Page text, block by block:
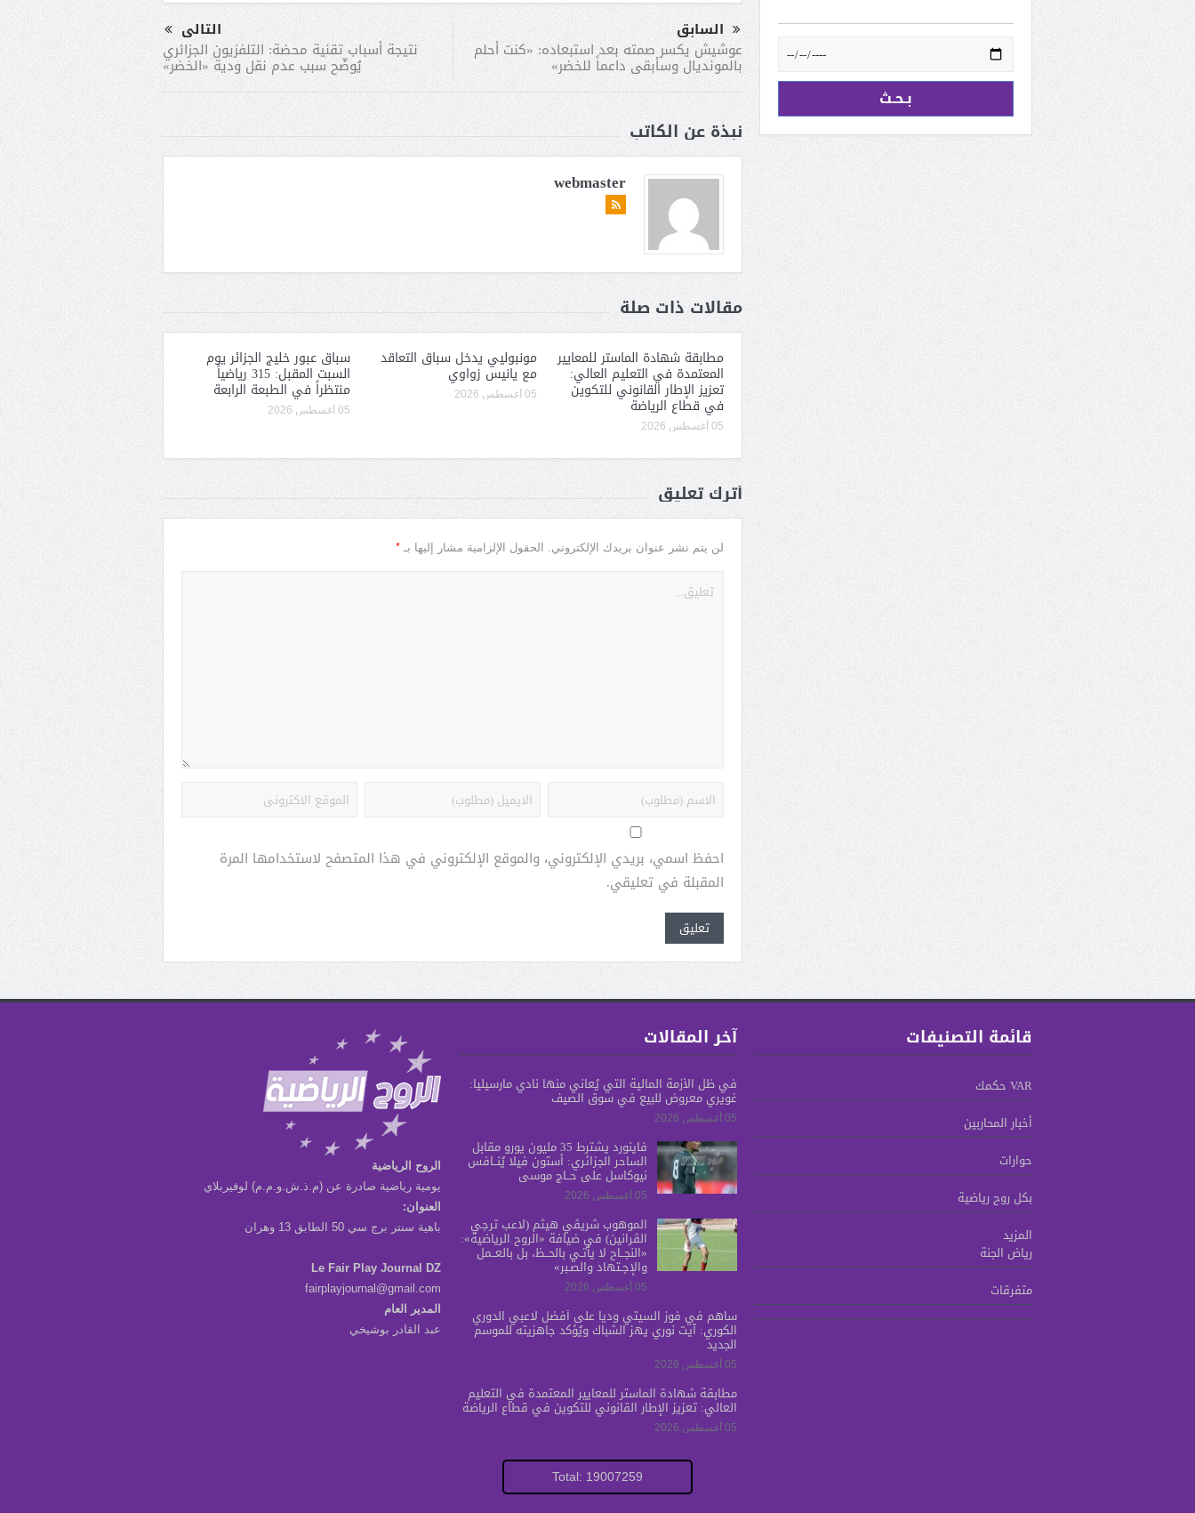
السابق
عوشيش يكسر صمته بعد استبعاده: «كنت أحلم
بالمونديال وسأبقى داعماً للخضر»
التالى
نتيجة أسباب تقنية محضة: التلفزيون الجزائري
يُوضّح سبب عدم نقل ودية «الخضر»
نبذة عن الكاتب
webmaster
مقالات ذات صلة
مطابقة شهادة الماستر للمعايير
المعتمدة في التعليم العالي:
تعزيز الإطار القانوني للتكوين
في قطاع الرياضة
05 أغسطس 2026
مونبوليي يدخل سباق التعاقد
مع يانيس زواوي
05 أغسطس 2026
سباق عبور خليج الجزائر يوم
السبت المقبل: 315 رياضياً
منتظراً في الطبعة الرابعة
05 أغسطس 2026
أترك تعليق
لن يتم نشر عنوان بريدك الإلكتروني. الحقول الإلزامية مشار إليها بـ *
احفظ اسمي، بريدي الإلكتروني، والموقع الإلكتروني في هذا المتصفح لاستخدامها المرة
المقبلة في تعليقي.
قائمة التصنيفات
VAR حكمك
أخبار المحاربين
حوارات
بكل روح رياضية
المزيد
رياض الجنة
متفرقات
آخر المقالات
في ظل الأزمة المالية التي يُعاني منها نادي مارسيليا:
غويري معروض للبيع في سوق الصيف
05 أغسطس 2026
فاينورد يشترط 35 مليون يورو مقابل
الساحر الجزائري: أستون فيلا يُنــافس
نيوكاسل على حــاج موسى
05 أغسطس 2026
الموهوب شريڤي هيثم (لاعب ترجي
الڤرانين) في ضيافة «الروح الرياضية»:
«النجــاح لا يأتـي بالحــظ، بل بالعــمل
والإجـتهاد والصـبر»
05 أغسطس 2026
ساهم في فوز السيتي ودياً على أفضل لاعبي الدوري
الكوري: آيت نوري يهز الشباك ويُؤكد جاهزيته للموسم
الجديد
05 أغسطس 2026
مطابقة شهادة الماستر للمعايير المعتمدة في التعليم
العالي: تعزيز الإطار القانوني للتكوين في قطاع الرياضة
05 أغسطس 2026
Total: 19007259
الروح الرياضية
يومية رياضية صادرة عن (م.ذ.ش.و.م.م) لوفيربلاي
العنوان:
باهية سنتر برج سي 50 الطابق 13 وهران
Le Fair Play Journal DZ
fairplayjournal@gmail.com
المدير العام
عبد القادر بوشيخي